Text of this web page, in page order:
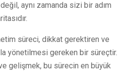
aynı zamanda sizi bir adım
süreci, dikkat gerektiren ve
yönetilmesi gereken bir süreçtir.
gelişmek, bu sürecin en büyük